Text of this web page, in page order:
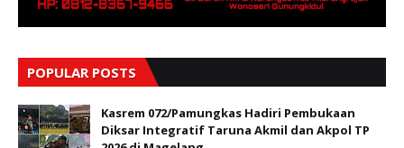
POPULAR POSTS
Kasrem 072/Pamungkas Hadiri Pembukaan
Diksar Integratif Taruna Akmil dan Akpol TP